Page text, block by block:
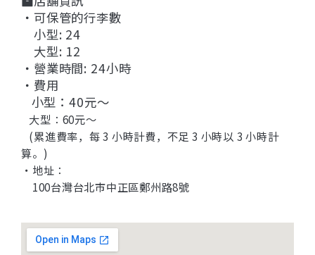
・可保管的行李數
小型: 24
大型: 12
・營業時間: 24小時
・費用
小型：40元～
大型：60元〜
(累進費率，每 3 小時計費，不足 3 小時以 3 小時計
算。)
・地址：
100台灣台北市中正區鄭州路8號